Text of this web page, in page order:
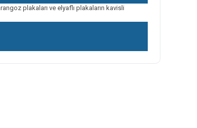
plakaları ve elyaflı plakaların kavisli